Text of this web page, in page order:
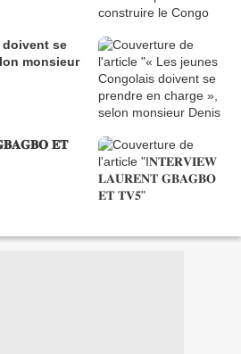
doivent se
monsieur
𝐄𝐓